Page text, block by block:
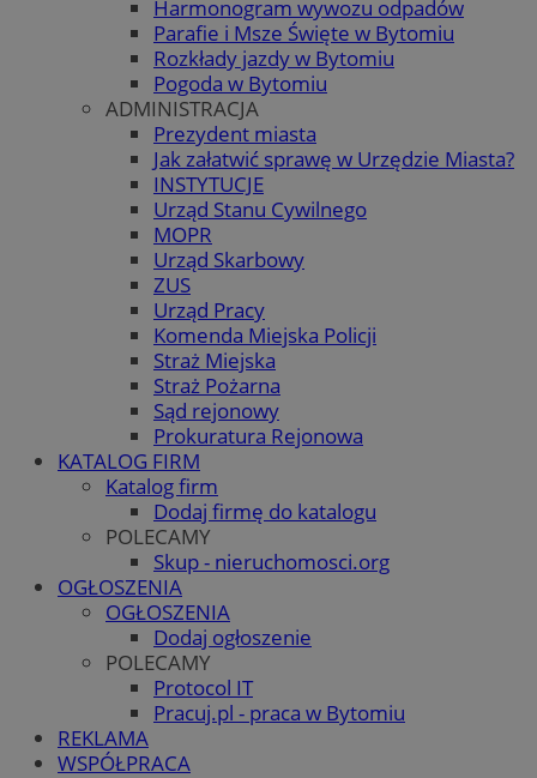
Harmonogram wywozu odpadów
Parafie i Msze Święte w Bytomiu
Rozkłady jazdy w Bytomiu
Pogoda w Bytomiu
ADMINISTRACJA
Prezydent miasta
Jak załatwić sprawę w Urzędzie Miasta?
INSTYTUCJE
Urząd Stanu Cywilnego
MOPR
Urząd Skarbowy
ZUS
Urząd Pracy
Komenda Miejska Policji
Straż Miejska
Straż Pożarna
Sąd rejonowy
Prokuratura Rejonowa
KATALOG FIRM
Katalog firm
Dodaj firmę do katalogu
POLECAMY
Skup - nieruchomosci.org
OGŁOSZENIA
OGŁOSZENIA
Dodaj ogłoszenie
POLECAMY
Protocol IT
Pracuj.pl - praca w Bytomiu
REKLAMA
WSPÓŁPRACA